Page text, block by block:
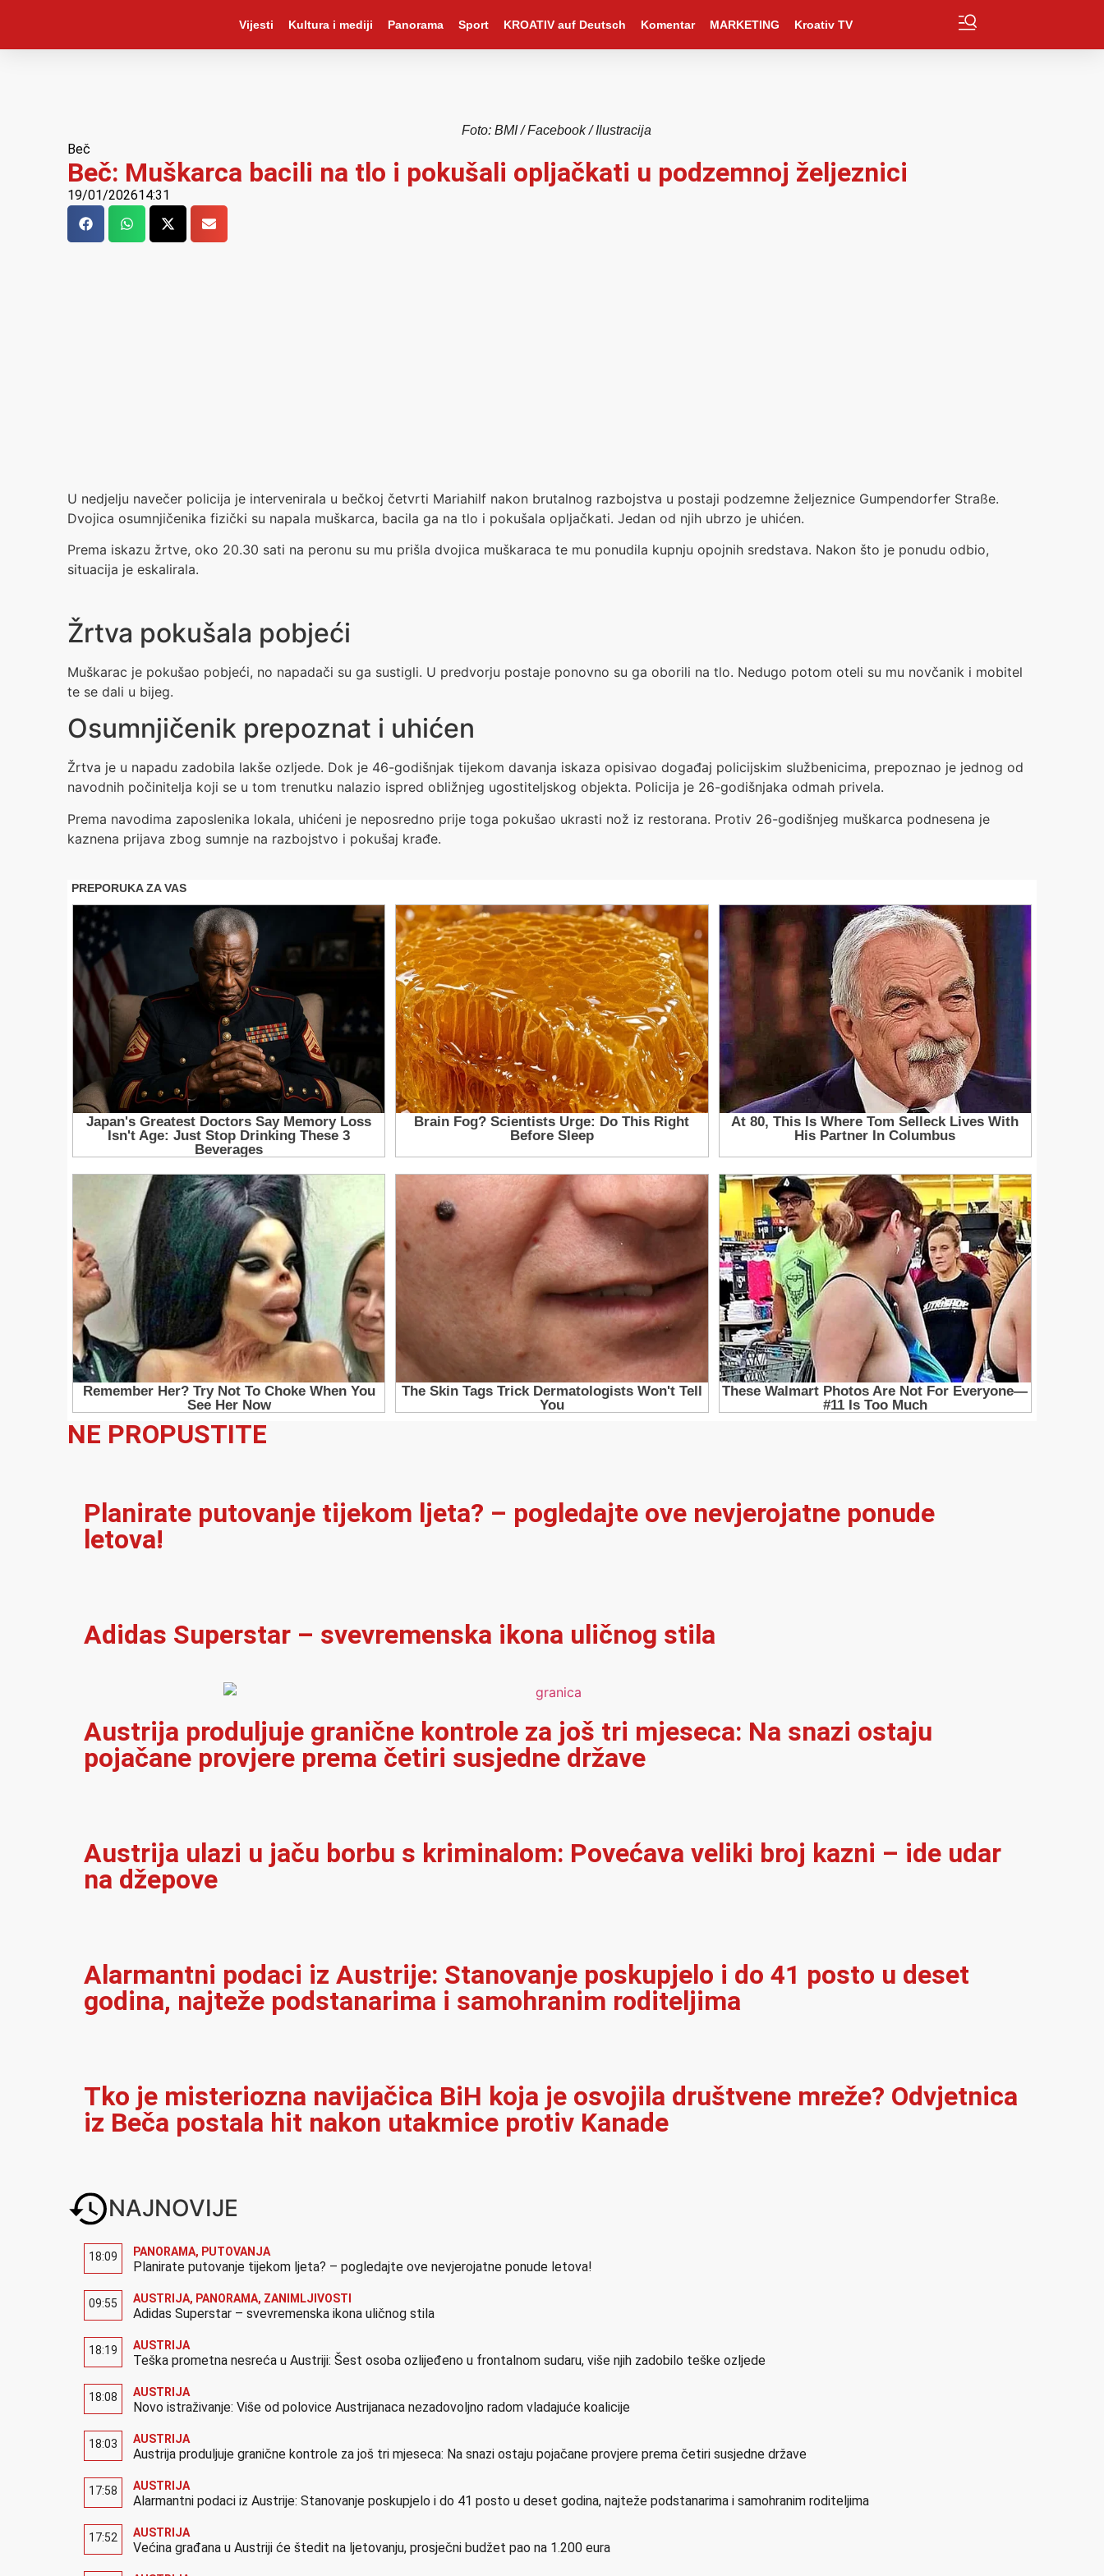
Vijesti Kultura i mediji Panorama Sport KROATIV auf Deutsch Komentar MARKETING Kroativ TV
Foto: BMI / Facebook / Ilustracija
Beč
Beč: Muškarca bacili na tlo i pokušali opljačkati u podzemnoj željeznici
19/01/202614:31
U nedjelju navečer policija je intervenirala u bečkoj četvrti Mariahilf nakon brutalnog razbojstva u postaji podzemne željeznice Gumpendorfer Straße.
Dvojica osumnjičenika fizički su napala muškarca, bacila ga na tlo i pokušala opljačkati. Jedan od njih ubrzo je uhićen.
Prema iskazu žrtve, oko 20.30 sati na peronu su mu prišla dvojica muškaraca te mu ponudila kupnju opojnih sredstava. Nakon što je ponudu odbio,
situacija je eskalirala.
Žrtva pokušala pobjeći
Muškarac je pokušao pobjeći, no napadači su ga sustigli. U predvorju postaje ponovno su ga oborili na tlo. Nedugo potom oteli su mu novčanik i mobitel
te se dali u bijeg.
Osumnjičenik prepoznat i uhićen
Žrtva je u napadu zadobila lakše ozljede. Dok je 46-godišnjak tijekom davanja iskaza opisivao događaj policijskim službenicima, prepoznao je jednog od
navodnih počinitelja koji se u tom trenutku nalazio ispred obližnjeg ugostiteljskog objekta. Policija je 26-godišnjaka odmah privela.
Prema navodima zaposlenika lokala, uhićeni je neposredno prije toga pokušao ukrasti nož iz restorana. Protiv 26-godišnjeg muškarca podnesena je
kaznena prijava zbog sumnje na razbojstvo i pokušaj krađe.
NE PROPUSTITE
Planirate putovanje tijekom ljeta? – pogledajte ove nevjerojatne ponude
letova!
Adidas Superstar – svevremenska ikona uličnog stila
Austrija produljuje granične kontrole za još tri mjeseca: Na snazi ostaju
pojačane provjere prema četiri susjedne države
Austrija ulazi u jaču borbu s kriminalom: Povećava veliki broj kazni – ide udar
na džepove
Alarmantni podaci iz Austrije: Stanovanje poskupjelo i do 41 posto u deset
godina, najteže podstanarima i samohranim roditeljima
Tko je misteriozna navijačica BiH koja je osvojila društvene mreže? Odvjetnica
iz Beča postala hit nakon utakmice protiv Kanade
NAJNOVIJE
18:09 PANORAMA, PUTOVANJA
Planirate putovanje tijekom ljeta? – pogledajte ove nevjerojatne ponude letova!
09:55 AUSTRIJA, PANORAMA, ZANIMLJIVOSTI
Adidas Superstar – svevremenska ikona uličnog stila
18:19 AUSTRIJA
Teška prometna nesreća u Austriji: Šest osoba ozlijeđeno u frontalnom sudaru, više njih zadobilo teške ozljede
18:08 AUSTRIJA
Novo istraživanje: Više od polovice Austrijanaca nezadovoljno radom vladajuće koalicije
18:03 AUSTRIJA
Austrija produljuje granične kontrole za još tri mjeseca: Na snazi ostaju pojačane provjere prema četiri susjedne države
17:58 AUSTRIJA
Alarmantni podaci iz Austrije: Stanovanje poskupjelo i do 41 posto u deset godina, najteže podstanarima i samohranim roditeljima
17:52 AUSTRIJA
Većina građana u Austriji će štedit na ljetovanju, prosječni budžet pao na 1.200 eura